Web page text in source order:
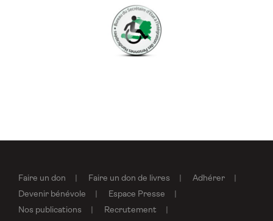
Faire un don Faire un don de livres
Adhérer
Devenir bénévole
Espace Presse
Nos publications
Recrutement